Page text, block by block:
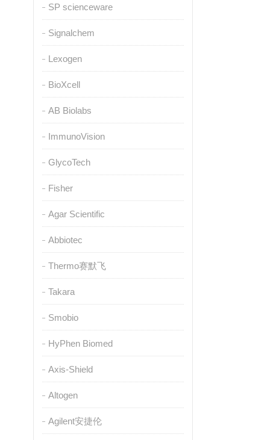
SP scienceware
Signalchem
Lexogen
BioXcell
AB Biolabs
ImmunoVision
GlycoTech
Fisher
Agar Scientific
Abbiotec
Thermo赛默飞
Takara
Smobio
HyPhen Biomed
Axis-Shield
Altogen
Agilent安捷伦